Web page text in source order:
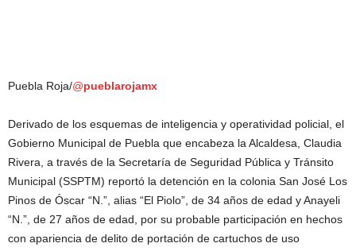
Puebla Roja/@pueblarojamx
Derivado de los esquemas de inteligencia y operatividad policial, el
Gobierno Municipal de Puebla que encabeza la Alcaldesa, Claudia
Rivera, a través de la Secretaría de Seguridad Pública y Tránsito
Municipal (SSPTM) reportó la detención en la colonia San José Los
Pinos de Óscar “N.”, alias “El Piolo”, de 34 años de edad y Anayeli
“N.”, de 27 años de edad, por su probable participación en hechos
con apariencia de delito de portación de cartuchos de uso